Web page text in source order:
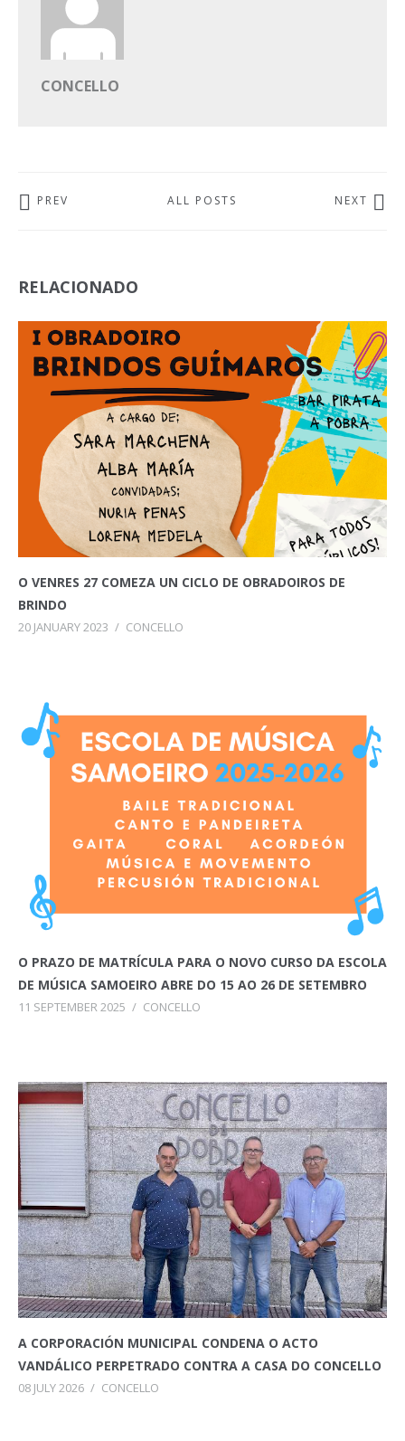
CONCELLO
PREV ALL POSTS NEXT
RELACIONADO
O VENRES 27 COMEZA UN CICLO DE OBRADOIROS DE
BRINDO
20 JANUARY 2023 / CONCELLO
O PRAZO DE MATRÍCULA PARA O NOVO CURSO DA ESCOLA
DE MÚSICA SAMOEIRO ABRE DO 15 AO 26 DE SETEMBRO
11 SEPTEMBER 2025 / CONCELLO
A CORPORACIÓN MUNICIPAL CONDENA O ACTO
VANDÁLICO PERPETRADO CONTRA A CASA DO CONCELLO
08 JULY 2026 / CONCELLO